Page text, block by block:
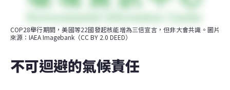
COP28舉行期間，美國等22國發起核能增為三倍宣言，但非大會共識。圖片
來源：IAEA Imagebank（CC BY 2.0 DEED）
不可迴避的氣候責任